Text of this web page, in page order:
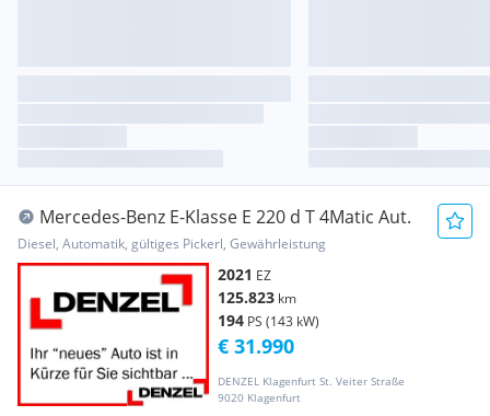
Mercedes-Benz E-Klasse E 220 d T 4Matic Aut.
Diesel, Automatik, gültiges Pickerl, Gewährleistung
2021 EZ
125.823 km
194 PS (143 kW)
DENZEL Klagenfurt St. Veiter Straße
9020 Klagenfurt
€ 31.990